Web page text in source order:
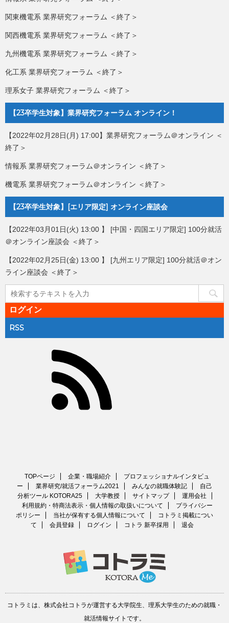
関東機電系 業界研究フォーラム ＜終了＞
関西機電系 業界研究フォーラム ＜終了＞
九州機電系 業界研究フォーラム ＜終了＞
化工系 業界研究フォーラム ＜終了＞
理系女子 業界研究フォーラム ＜終了＞
【23卒学生対象】業界研究フォーラム オンライン！
【2022年02月28日(月) 17:00】業界研究フォーラム＠オンライン ＜
終了＞
情報系 業界研究フォーラム＠オンライン ＜終了＞
機電系 業界研究フォーラム＠オンライン ＜終了＞
【23卒学生対象】[エリア限定] オンライン座談会
【2022年03月01日(火) 13:00 】 [中国・四国エリア限定] 100分就活
＠オンライン座談会 ＜終了＞
【2022年02月25日(金) 13:00 】 [九州エリア限定] 100分就活＠オン
ライン座談会 ＜終了＞
ログイン
RSS
TOPページ 企業・職場紹介
プロフェッショナルインタビュ
ー
業界研究/就活フォーラム2021 みんなの就職体験記
自己
分析ツール KOTORA25
大学教授 サイトマップ
運用会社
利用規約・特商法表示・個人情報の取扱いについて
プライバシー
ポリシー
当社が保有する個人情報について
コトラミ掲載につい
て
会員登録 ログイン コトラ 新卒採用 退会
コトラミは、 株式会社コトラが運営する大学院生、理系大学生のための就職・
就活情報サイト です。